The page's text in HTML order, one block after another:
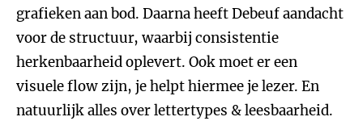
grafieken aan bod. Daarna heeft Debeuf aandacht
voor de structuur, waarbij consistentie
herkenbaarheid oplevert. Ook moet er een
visuele flow zijn, je helpt hiermee je lezer. En
natuurlijk alles over lettertypes & leesbaarheid.